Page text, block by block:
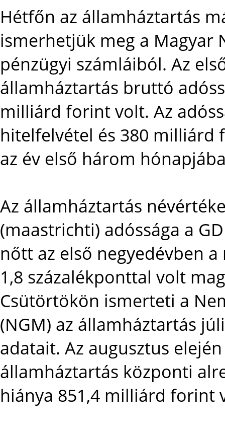
Hétfőn az államháztartás
ismerhetjük meg a Magyar
pénzügyi számláiból. Az
államháztartás bruttó
milliárd forint volt. Az
hitelfelvétel és 380 milliárd
az év első három
Az államháztartás
(maastrichti) adóssága a
nőtt az első negyedévben
1,8 százalékponttal volt
Csütörtökön ismerteti a
(NGM) az államháztartás
adatait. Az augusztus
államháztartás központi
hiánya 851,4 milliárd forint